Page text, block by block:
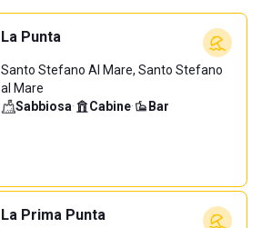
La Punta
Santo Stefano Al Mare, Santo Stefano
al Mare
Sabbiosa· Cabine· Bar
La Prima Punta